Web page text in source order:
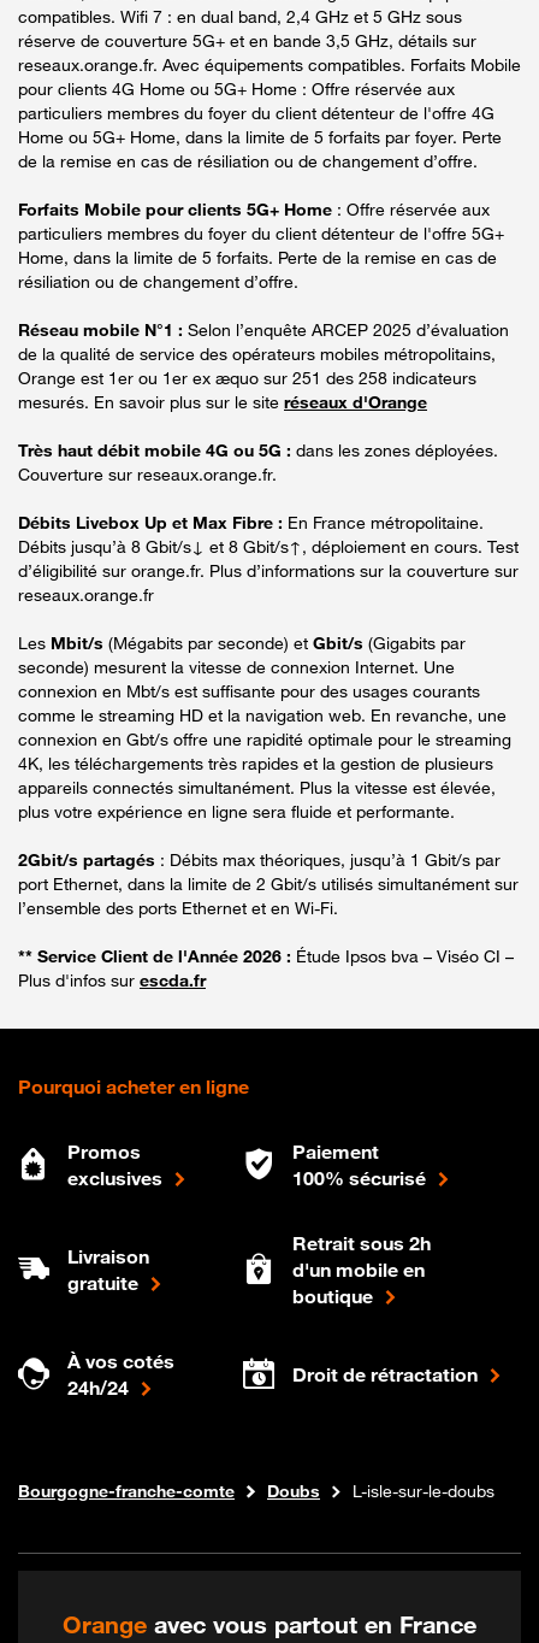
compatibles. Wifi 7 : en dual band, 2,4 GHz et 5 GHz sous
réserve de couverture 5G+ et en bande 3,5 GHz, détails sur
reseaux.orange.fr. Avec équipements compatibles. Forfaits Mobile
pour clients 4G Home ou 5G+ Home : Offre réservée aux
particuliers membres du foyer du client détenteur de l'offre 4G
Home ou 5G+ Home, dans la limite de 5 forfaits par foyer. Perte
de la remise en cas de résiliation ou de changement d’offre.
Forfaits Mobile pour clients 5G+ Home : Offre réservée aux
particuliers membres du foyer du client détenteur de l'offre 5G+
Home, dans la limite de 5 forfaits. Perte de la remise en cas de
résiliation ou de changement d’offre.
Réseau mobile N°1 : Selon l’enquête ARCEP 2025 d’évaluation
de la qualité de service des opérateurs mobiles métropolitains,
Orange est 1er ou 1er ex æquo sur 251 des 258 indicateurs
mesurés. En savoir plus sur le site réseaux d'Orange
Très haut débit mobile 4G ou 5G : dans les zones déployées.
Couverture sur reseaux.orange.fr.
Débits Livebox Up et Max Fibre : En France métropolitaine.
Débits jusqu’à 8 Gbit/s↓ et 8 Gbit/s↑, déploiement en cours. Test
d’éligibilité sur orange.fr. Plus d’informations sur la couverture sur
reseaux.orange.fr
Les Mbit/s (Mégabits par seconde) et Gbit/s (Gigabits par
seconde) mesurent la vitesse de connexion Internet. Une
connexion en Mbt/s est suffisante pour des usages courants
comme le streaming HD et la navigation web. En revanche, une
connexion en Gbt/s offre une rapidité optimale pour le streaming
4K, les téléchargements très rapides et la gestion de plusieurs
appareils connectés simultanément. Plus la vitesse est élevée,
plus votre expérience en ligne sera fluide et performante.
2Gbit/s partagés : Débits max théoriques, jusqu’à 1 Gbit/s par
port Ethernet, dans la limite de 2 Gbit/s utilisés simultanément sur
l’ensemble des ports Ethernet et en Wi-Fi.
** Service Client de l'Année 2026 : Étude Ipsos bva – Viséo CI –
Plus d'infos sur escda.fr
Pourquoi acheter en ligne
Promos
exclusives
Paiement
100% sécurisé
Livraison
gratuite
Retrait sous 2h
d'un mobile en
boutique
À vos cotés
24h/24
Droit de rétractation
Boutique Orange
Internet fibre
Bourgogne-franche-comte Doubs L-isle-sur-le-doubs